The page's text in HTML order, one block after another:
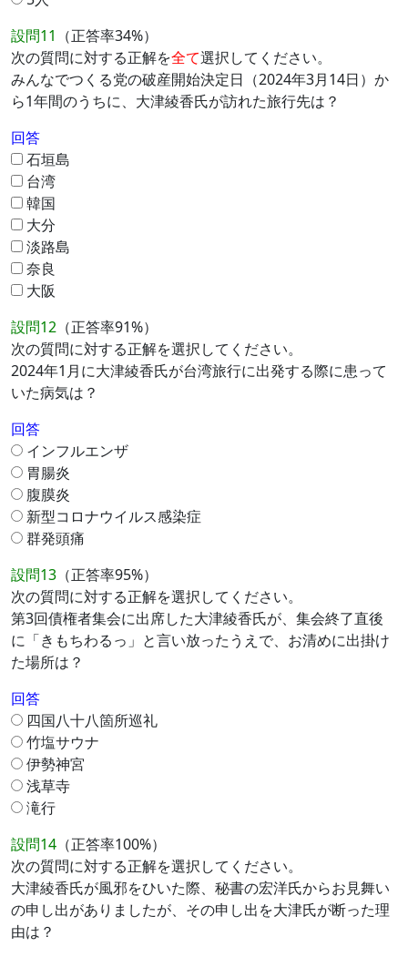
設問11 （正答率34%）
次の質問に対する正解を全て選択してください。
みんなでつくる党の破産開始決定日（2024年3月14日）か
ら1年間のうちに、大津綾香氏が訪れた旅行先は？
回答
石垣島
台湾
韓国
大分
淡路島
奈良
大阪
設問12 （正答率91%）
次の質問に対する正解を選択してください。
2024年1月に大津綾香氏が台湾旅行に出発する際に患って
いた病気は？
回答
インフルエンザ
胃腸炎
腹膜炎
新型コロナウイルス感染症
群発頭痛
設問13 （正答率95%）
次の質問に対する正解を選択してください。
第3回債権者集会に出席した大津綾香氏が、集会終了直後
に「きもちわるっ」と言い放ったうえで、お清めに出掛け
た場所は？
回答
四国八十八箇所巡礼
竹塩サウナ
伊勢神宮
浅草寺
滝行
設問14 （正答率100%）
次の質問に対する正解を選択してください。
大津綾香氏が風邪をひいた際、秘書の宏洋氏からお見舞い
の申し出がありましたが、その申し出を大津氏が断った理
由は？